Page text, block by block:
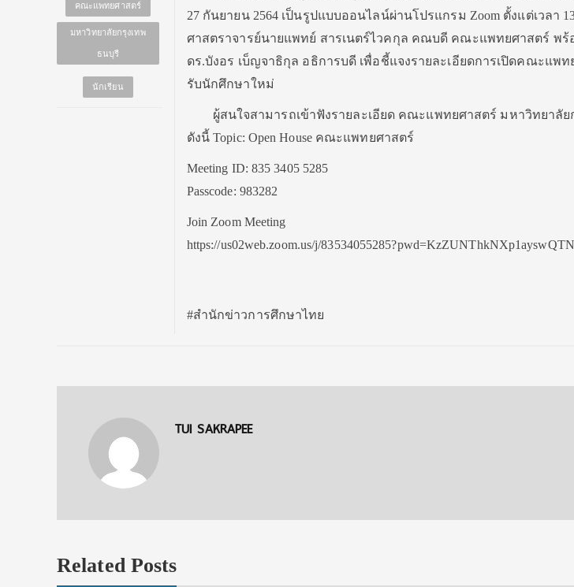
คณะแพทยศาสตร์
มหาวิทยาลัยกรุงเทพ
ธนบุรี
นักเรียน
27 กันยายน 2564 เป็นรูปแบบออนไลน์ผ่านโปรแกรม Zoom ตั้งแต่เวลา
ศาสตราจารย์นายแพทย์ สารเนตร์ไวคกุล คณบดี คณะแพทยศาสตร์ พร้
ดร.บังอร เบ็ญจาธิกุล อธิการบดี เพื่อชี้แจงรายละเอียดการเปิดคณะแพ
รับนักศึกษาใหม่
ผู้สนใจสามารถเข้าฟังรายละเอียด คณะแพทยศาสตร์ มหาวิทยาลัยก
ดังนี้ Topic: Open House คณะแพทยศาสตร์
Meeting ID: 835 3405 5285
Passcode: 983282
Join Zoom Meeting
https://us02web.zoom.us/j/
#สำนักข่าวการศึกษาไทย
TUI SAKRAPEE
Related Posts